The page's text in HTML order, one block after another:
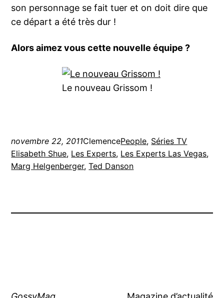
son personnage se fait tuer et on doit dire que
ce départ a été très dur !
Alors aimez vous cette nouvelle équipe ?
Le nouveau Grissom !
novembre 22, 2011ClemencePeople, Séries TV
Elisabeth Shue, Les Experts, Les Experts Las Vegas
Marg Helgenberger, Ted Danson